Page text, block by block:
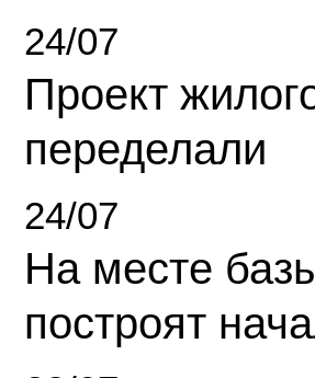
24/07
Проект
переделали
24/07
На месте
построят